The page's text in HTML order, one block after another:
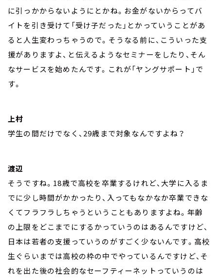
に引っかからないようにとかね。お金がないからってバ
イトを引き受けて「受け子だった」とかっていうことがあ
ると人生変わっちゃうので。そうなる前に、こういった支
援がありますよ、と伝えるようなセミナーをしたり、そん
なサービスを始めたんです。これが「ヤングサポート」で
す。
上村
学生の間だけでなく、29歳まで対象なんですよね？
渡辺
そうですね。18歳で高校を卒業するけれど、大学に入るま
でに少し時間がかかったり、入ってもなかなか卒業できな
くてフラフラしちゃうということもありますよね。年齢
の上限をどこまでにするかっていうのはあるんですけど、
日本は若者の支援っていうのがすごく少ないんです。高校
生ぐらいまでは高校の枠の中でやっているんですけど、そ
れを出た後の社会的なセーフティーネットっていうのは